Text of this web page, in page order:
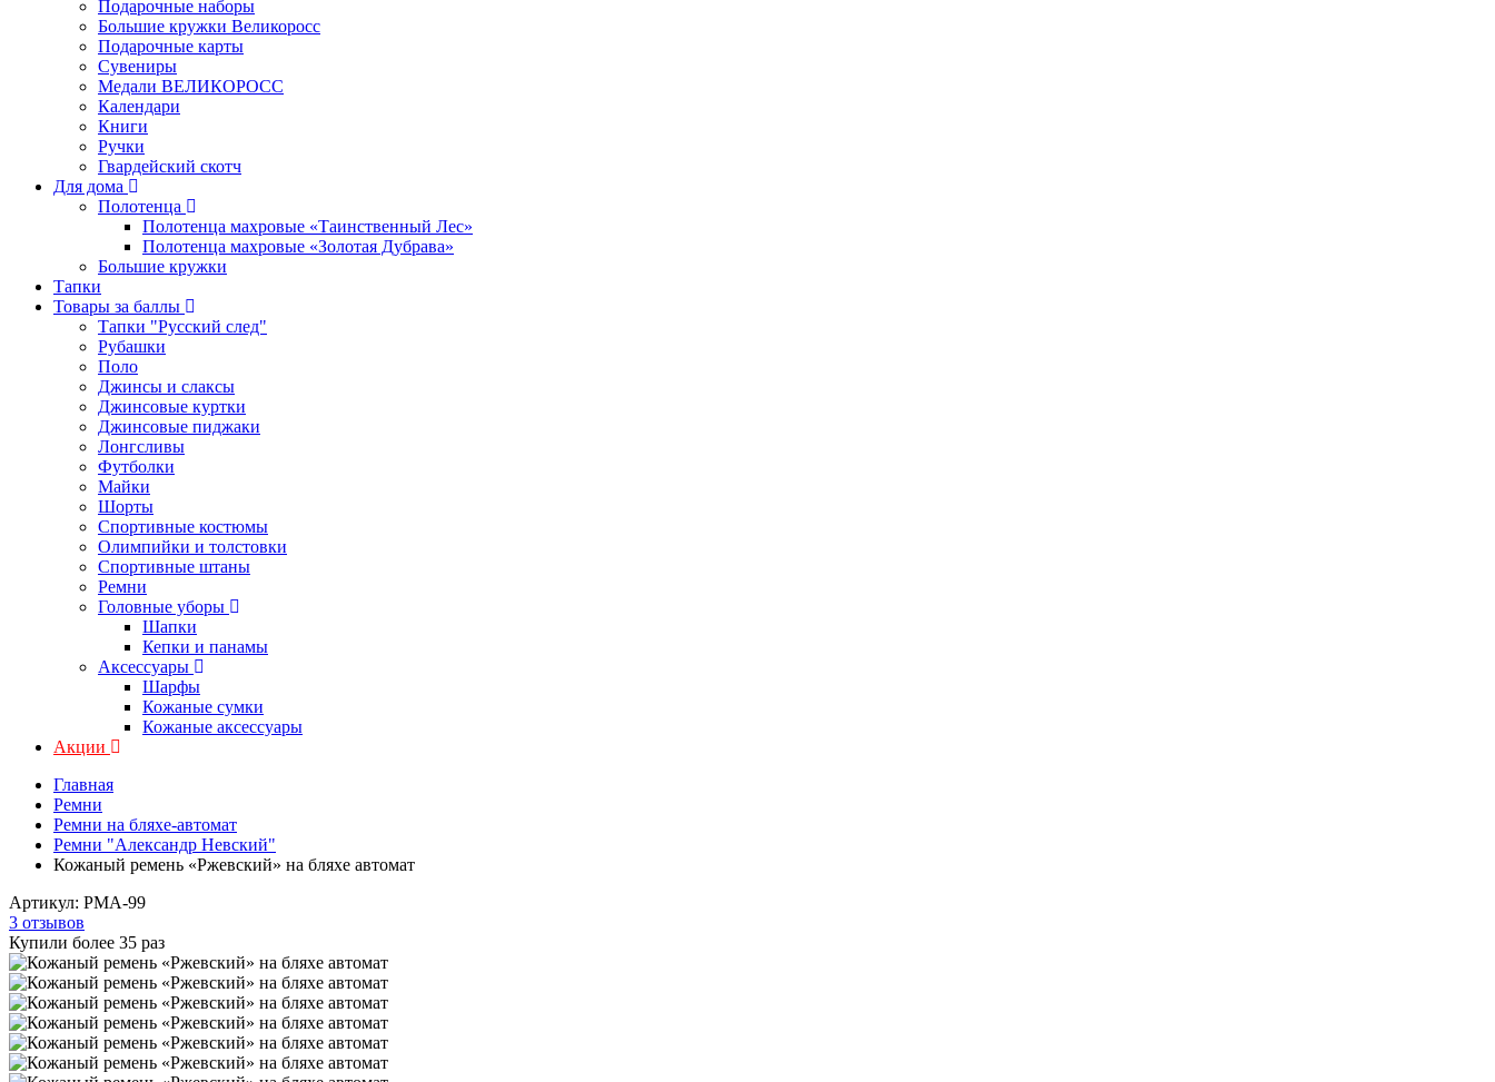
Подарочные наборы
Большие кружки Великоросс
Подарочные карты
Сувениры
Медали ВЕЛИКОРОСС
Календари
Книги
Ручки
Гвардейский скотч
Для дома
Полотенца
Полотенца махровые «Таинственный Лес»
Полотенца махровые «Золотая Дубрава»
Большие кружки
Тапки
Товары за баллы
Тапки "Русский след"
Рубашки
Поло
Джинсы и слаксы
Джинсовые куртки
Джинсовые пиджаки
Лонгсливы
Футболки
Майки
Шорты
Спортивные костюмы
Олимпийки и толстовки
Спортивные штаны
Ремни
Головные уборы
Шапки
Кепки и панамы
Аксессуары
Шарфы
Кожаные сумки
Кожаные аксессуары
Акции
Главная
Ремни
Ремни на бляхе-автомат
Ремни "Александр Невский"
Кожаный ремень «Ржевский» на бляхе автомат
Артикул: РМА-99
3 отзывов
Купили более 35 раз